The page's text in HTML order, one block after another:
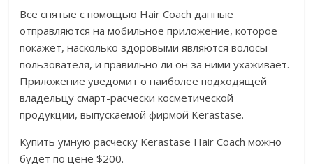
Все снятые с помощью Hair Coach данные
отправляются на мобильное приложение, которое
покажет, насколько здоровыми являются волосы
пользователя, и правильно ли он за ними ухаживает.
Приложение уведомит о наиболее подходящей
владельцу смарт-расчески косметической
продукции, выпускаемой фирмой Kerastase.
Купить умную расческу Kerastase Hair Coach можно
будет по цене $200.